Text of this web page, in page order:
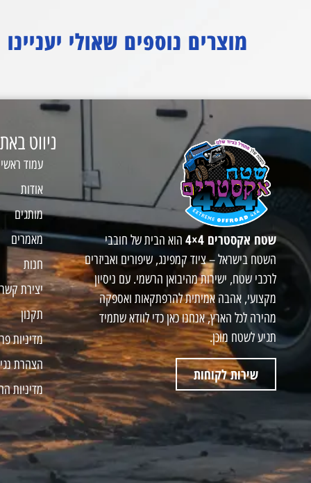
מוצרים נוספים שאולי
שטח אקסטרים 4×4
הוא הבית של חובבי
השטח בישראל – ציוד קמפינג, שיפורים ואביזרים
לרכבי שטח, ישירות מהיבואן הרשמי. עם ניסיון
מקצועי, אהבה אמיתית להרפתקאות ואספקה
מהירה לכל הארץ, אנחנו כאן כדי לוודא שתמיד
תגיע לשטח מוכן.
שירות לקוחות
ניווט
עמוד
אודות
מותגים
מאמרים
חנות
יצירת קשר
תקנון
מדיניות
הצהרת
מדיניות